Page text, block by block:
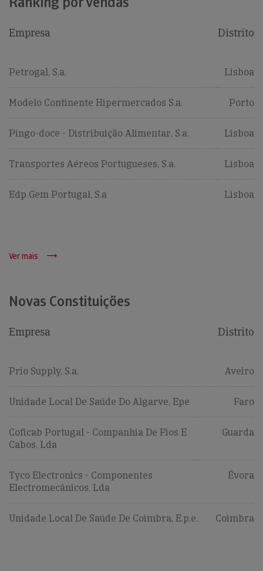
Empresa Distrito
Petrogal, S.a. Lisboa
Modelo Continente Hipermercados S.a. Porto
Pingo-doce - Distribuição Alimentar, S.a. Lisboa
Transportes Aéreos Portugueses, S.a. Lisboa
Edp Gem Portugal, S.a Lisboa
Ver mais
Novas Constituições
Empresa Distrito
Prio Supply, S.a. Aveiro
Unidade Local De Saúde Do Algarve, Epe Faro
Coficab Portugal - Companhia De Fios E
Cabos, Lda
Guarda
Tyco Electronics - Componentes
Electromecânicos, Lda
Évora
Unidade Local De Saúde De Coimbra, E.p.e. Coimbra